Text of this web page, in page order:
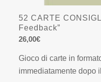
52 CARTE
Feedback”
26,00€
Gioco di carte in
immediatamente dopo